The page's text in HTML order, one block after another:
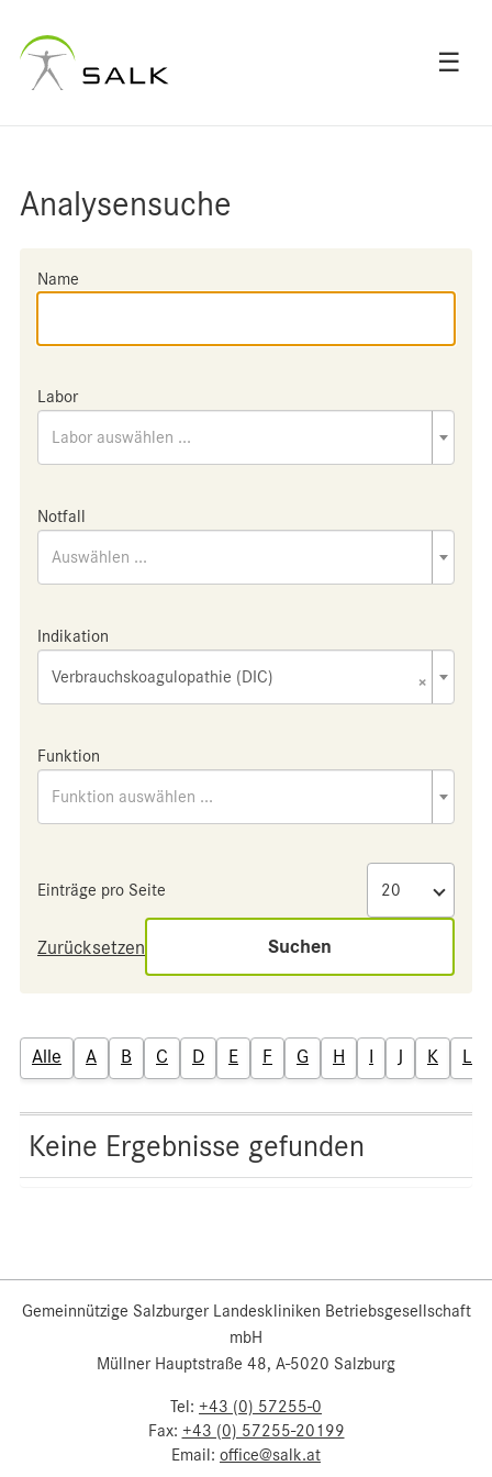
☰
Analysensuche
Name
Labor
Labor auswählen ...
Notfall
Auswählen ...
Indikation
×
Verbrauchskoagulopathie (DIC)
Funktion
Funktion auswählen ...
Einträge pro Seite
Zurücksetzen Suchen
Alle A B C D E F G H I J K L
Keine Ergebnisse gefunden
Gemeinnützige Salzburger Landeskliniken Betriebsgesellschaft
mbH
Müllner Hauptstraße 48, A-5020 Salzburg
Tel: +43 (0) 57255-0
Fax: +43 (0) 57255-20199
Email: office@salk.at